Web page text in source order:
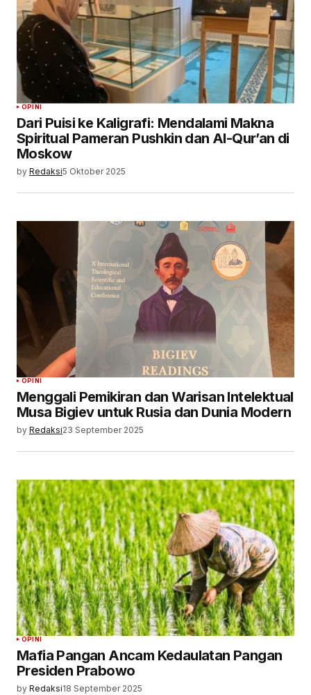
OPINI
Dari Puisi ke Kaligrafi: Mendalami Makna
Spiritual Pameran Pushkin dan Al-Qur’an di
Moskow
by Redaksi5 Oktober 2025
OPINI
Menggali Pemikiran dan Warisan Intelektual
Musa Bigiev untuk Rusia dan Dunia Modern
by Redaksi23 September 2025
OPINI
Mafia Pangan Ancam Kedaulatan Pangan
Presiden Prabowo
by Redaksi18 September 2025